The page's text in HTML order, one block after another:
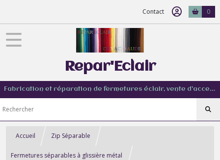
Contact 0
Repar'Eclair
Fabrication et réparation de fermetures éclair, vente d'accessoire couture de tout type
Accueil Zip Séparable
Fermetures séparables à glissière métal